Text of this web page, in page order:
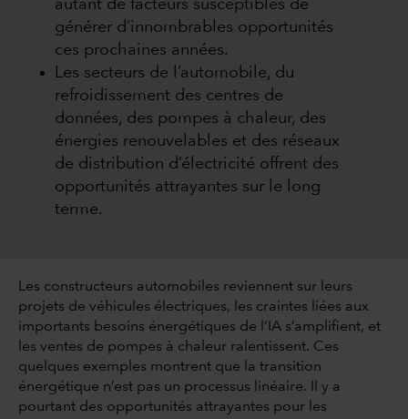
autant de facteurs susceptibles de
générer d’innombrables opportunités
ces prochaines années.
Les secteurs de l’automobile, du
refroidissement des centres de
données, des pompes à chaleur, des
énergies renouvelables et des réseaux
de distribution d’électricité offrent des
opportunités attrayantes sur le long
terme.
Les constructeurs automobiles reviennent sur leurs
projets de véhicules électriques, les craintes liées aux
importants besoins énergétiques de l’IA s’amplifient, et
les ventes de pompes à chaleur ralentissent. Ces
quelques exemples montrent que la transition
énergétique n’est pas un processus linéaire. Il y a
pourtant des opportunités attrayantes pour les